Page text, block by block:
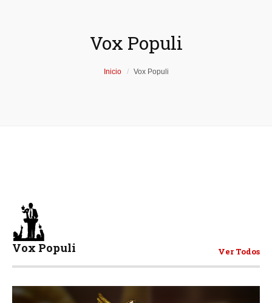
Vox Populi
Inicio Vox Populi
Vox Populi Ver Todos